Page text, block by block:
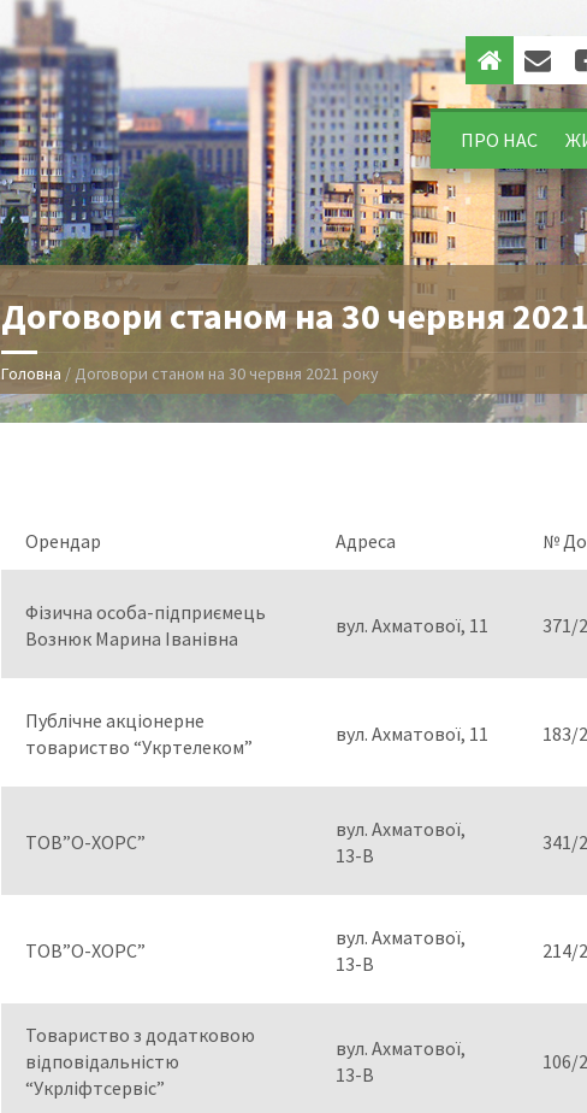
ПРО НАС
Договори станом на 30 червня
Головна / Договори станом на 30 червня 2021 року
Орендар Адреса №
Фізична особа-підприємець
Вознюк Марина Іванівна
вул. Ахматової, 11 371/
Публічне акціонерне
товариство “Укртелеком”
вул. Ахматової, 11 183/
ТОВ”О-ХОРС”
вул. Ахматової,
13-В
341/
ТОВ”О-ХОРС”
вул. Ахматової,
13-В
214/
Товариство з додатковою
відповідальністю
“Укрліфтсервіс”
вул. Ахматової,
13-В
106/